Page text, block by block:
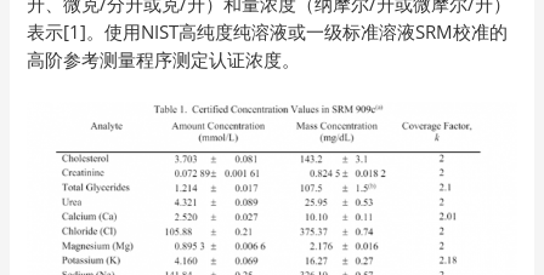
表示[1]。使用NIST高纯度纯溶液或一级标准溶液SRM校准的
高阶参考测量程序测定认证浓度。